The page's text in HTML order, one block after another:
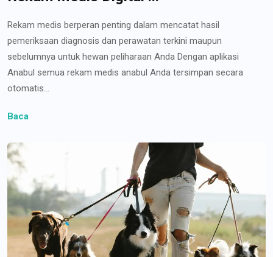
Rekam medis berperan penting dalam mencatat hasil
pemeriksaan diagnosis dan perawatan terkini maupun
sebelumnya untuk hewan peliharaan Anda Dengan aplikasi
Anabul semua rekam medis anabul Anda tersimpan secara
otomatis...
Baca